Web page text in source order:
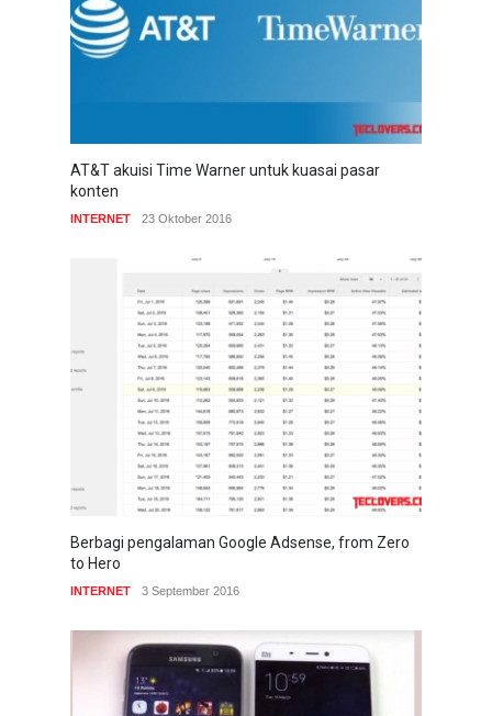
AT&T akuisi Time Warner untuk kuasai pasar
konten
INTERNET 23 Oktober 2016
Berbagi pengalaman Google Adsense, from Zero
to Hero
INTERNET 3 September 2016